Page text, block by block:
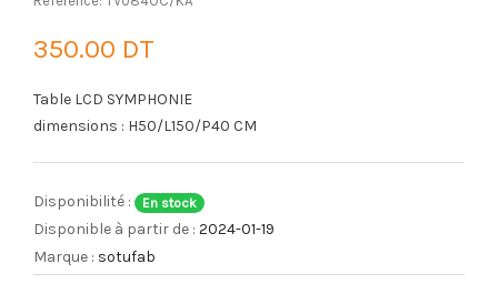
350.00 DT
Table LCD SYMPHONIE
dimensions : H50/L150/P40 CM
Disponibilité : En stock
Disponible à partir de : 2024-01-19
Marque : sotufab